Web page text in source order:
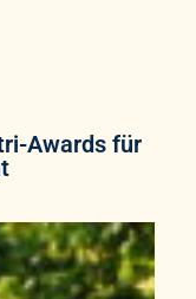
Awards für